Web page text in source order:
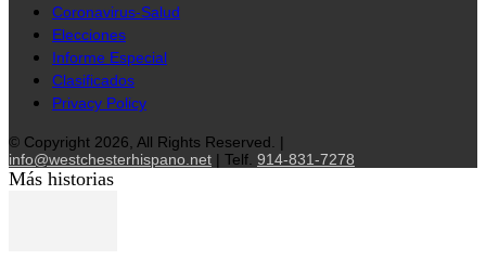
Coronavirus-Salud
Elecciones
Informe Especial
Clasificados
Privacy Policy
© Copyright 2026, All Rights Reserved. |
info@westchesterhispano.net | Telf. 914-831-7278
Más historias